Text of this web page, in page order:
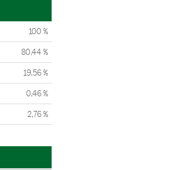
100 %
80,44 %
19,56 %
0,46 %
2,76 %